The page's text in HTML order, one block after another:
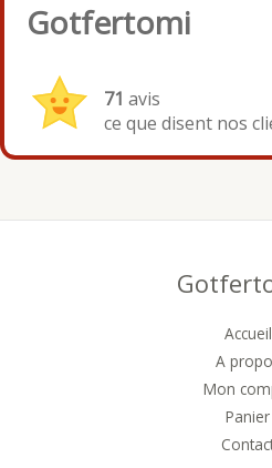
Gotfertomi
71 avis
ce que disent nos
Accueil
A
Mon
Panier